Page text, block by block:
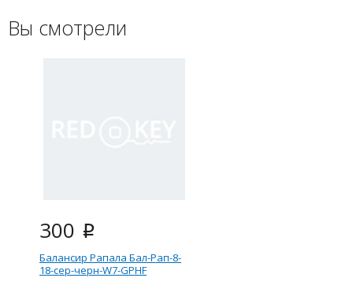
Вы смотрели
300 i
Балансир Рапала Бал-Рап-8-
18-сер-черн-W7-GPHF